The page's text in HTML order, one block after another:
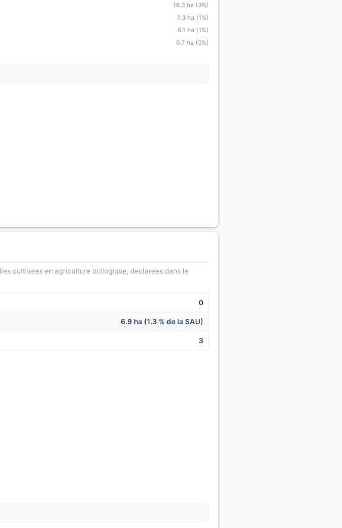
16.3 ha (3%)
7.3 ha (1%)
6.1 ha (1%)
0.7 ha (0%)
cultivees en agriculture biologique, declarees dans le
0
6.9 ha (1.3 % de la SAU)
3